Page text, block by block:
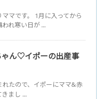
マです。 1月に入ってから
れ寒い日が ...
ゃん♡イポーの出産事
たので、イポーにママ&赤
まし ...